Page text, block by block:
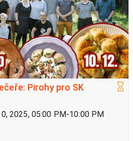
Pirohy pro SK
2025, 05:00 PM-10:00 PM